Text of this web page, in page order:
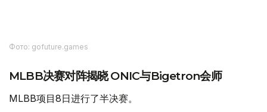
Фото: gofuture.games
MLBB决赛对阵揭晓 ONIC与Bigetron会师
MLBB项目8日进行了半决赛。